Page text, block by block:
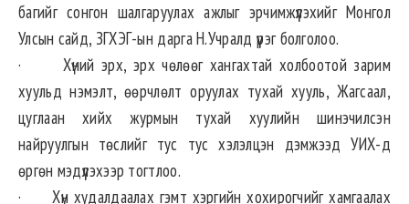
багийг сонгон шалгаруулах ажлыг эрчимжүүлэхийг Монгол
Улсын сайд, ЗГХЭГ-ын дарга Н.Учралд үүрэг болголоо.
· Хүний эрх, эрх чөлөөг хангахтай холбоотой зарим
хуульд нэмэлт, өөрчлөлт оруулах тухай хууль, Жагсаал,
цуглаан хийх журмын тухай хуулийн шинэчилсэн
найруулгын төслийг тус тус хэлэлцэн дэмжээд УИХ-д
өргөн мэдүүлэхээр тогтлоо.
· Хүн худалдаалах гэмт хэргийн хохирогчийг хамгаалах